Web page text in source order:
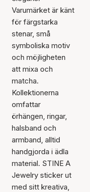
Varumärket är känt
för färgstarka
stenar, små
symboliska motiv
och möjligheten
att mixa och
matcha.
Kollektionerna
omfattar
örhängen, ringar,
halsband och
armband, alltid
handgjorda i ädla
material. STINE A
Jewelry sticker ut
med sitt kreativa,